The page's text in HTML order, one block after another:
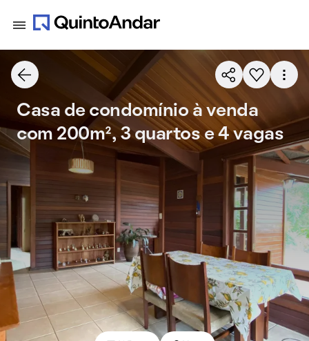
Casa de condomínio à venda
com 200m², 3 quartos e 4 vagas